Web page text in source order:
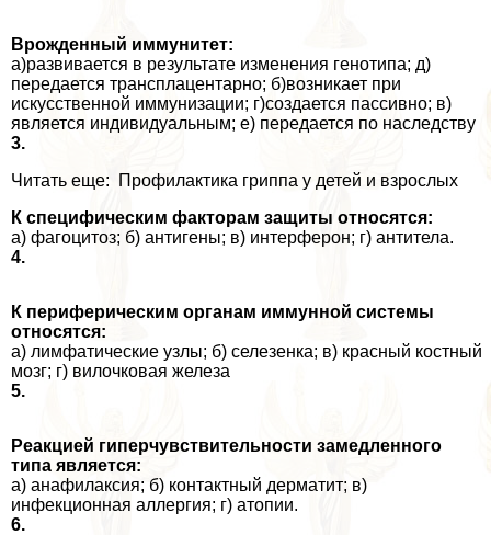
Врожденный иммунитет:
а)развивается в результате изменения генотипа; д)
передается трaнcплацентарно; б)возникает при
искусственной иммунизации; г)создается пассивно; в)
является индивидуальным; е) передается по наследству
3.
Читать еще: Профилактика гриппа у детей и взрослых
К специфическим факторам защиты относятся:
а) фагоцитоз; б) антигены; в) интерферон; г) антитела.
4.
К периферическим органам иммунной системы
относятся:
а) лимфатические узлы; б) селезенка; в) красный костный
мозг; г) вилочковая железа
5.
Реакцией гиперчувствительности замедленного
типа является:
а) анафилаксия; б) контактный дерматит; в)
инфекционная аллергия; г) атопии.
6.